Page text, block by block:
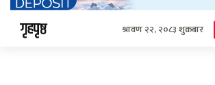
गृहपृष्ठ श्रावण २२, २०८३ शुक्रबार